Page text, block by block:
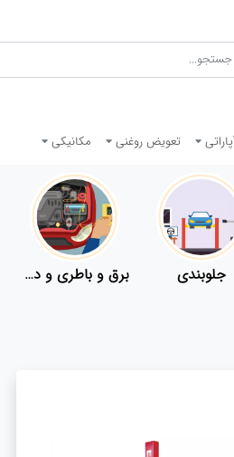
تعویض روغنی مکانیکی
جلوبندی برق و باطری و دیاگ